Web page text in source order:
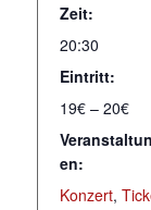
Zeit:
20:30
Eintritt:
19€ – 20€
en:
Konzert,